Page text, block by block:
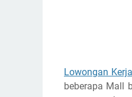
Lowongan
beberapa Mall